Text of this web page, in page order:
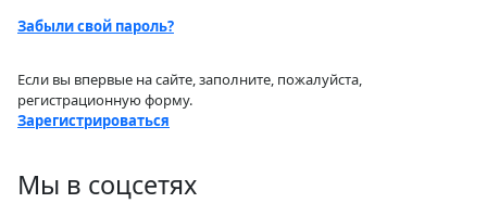
Забыли свой пароль?
Если вы впервые на сайте, заполните, пожалуйста,
регистрационную форму.
Зарегистрироваться
Мы в соцсетях